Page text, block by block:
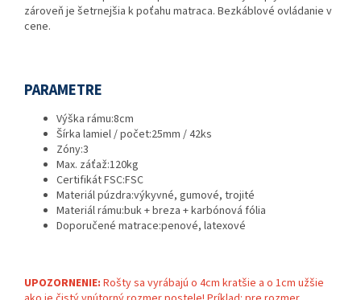
zároveň je šetrnejšia k poťahu matraca. Bezkáblové ovládanie v
cene.
PARAMETRE
Výška rámu:8cm
Šírka lamiel / počet:25mm / 42ks
Zóny:3
Max. záťaž:120kg
Certifikát FSC:FSC
Materiál púzdra:výkyvné, gumové, trojité
Materiál rámu:buk + breza + karbónová fólia
Doporučené matrace:penové, latexové
UPOZORNENIE: Rošty sa vyrábajú o 4cm kratšie a o 1cm užšie